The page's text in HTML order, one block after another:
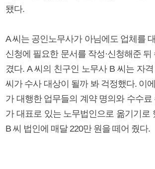
됐다.
A 씨는 공인노무사가 아님에도 업체를
신청에 필요한 문서를 작성·신청해준
겼다. A 씨의 친구인 노무사 B 씨는 자
씨가 수사 대상이 될까 봐 걱정했다. 이
가 대행한 업무들의 계약 명의와 수수료
가 대표로 있는 노무법인으로 옮기기로
B 씨 법인에 매달 220만 원을 떼어 줬다.